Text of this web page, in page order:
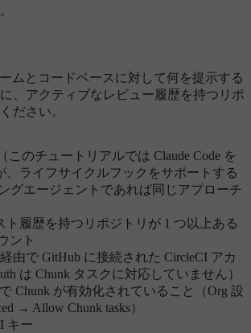
ムとコードベースに対して何を提示する
、アクティブなレビュー履歴を持つリポ
ださい。
このチュートリアルでは Claude Code を
、ライフサイクルフックをサポートする
グエージェントであれば同じアプローチ
ト履歴を持つリポジトリが 1 つ以上ある
ント
経由で GitHub に接続された CircleCI アカ
は Chunk タスクに対応していません）
Chunk が有効化されていること（Org 設
→ Allow Chunk tasks）
キー